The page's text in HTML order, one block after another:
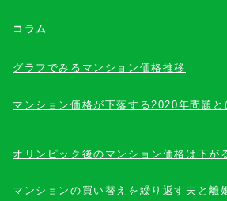
コラム
グラフでみるマンション価格推移
マンション価格が下落する2020年問題と
オリンピック後のマンション価格は下が
マンションの買い替えを繰り返す夫と離